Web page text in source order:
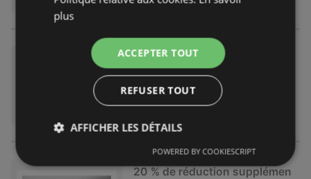
Offre pour les amis et la famill
e de l'USC
catalogue indisponible
Expiré le : 03.11.2025
20 % de réduction supplémen
plus
ACCEPTER TOUT
REFUSER TOUT
AFFICHER LES DÉTAILS
POWERED BY COOKIESCRIPT